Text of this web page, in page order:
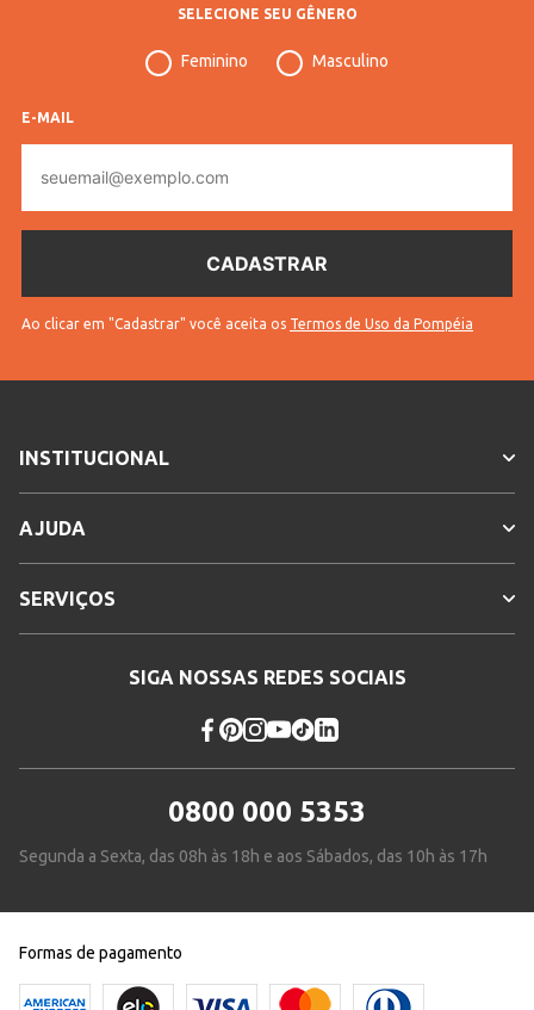
SELECIONE SEU GÊNERO
Feminino Masculino
E-MAIL
mail
Ao clicar em "Cadastrar" você aceita os Termos de Uso da Pompéia
INSTITUCIONAL
AJUDA
SERVIÇOS
SIGA NOSSAS REDES SOCIAIS
0800 000 5353
Segunda a Sexta, das 08h às 18h e aos Sábados, das 10h às 17h
Formas de pagamento